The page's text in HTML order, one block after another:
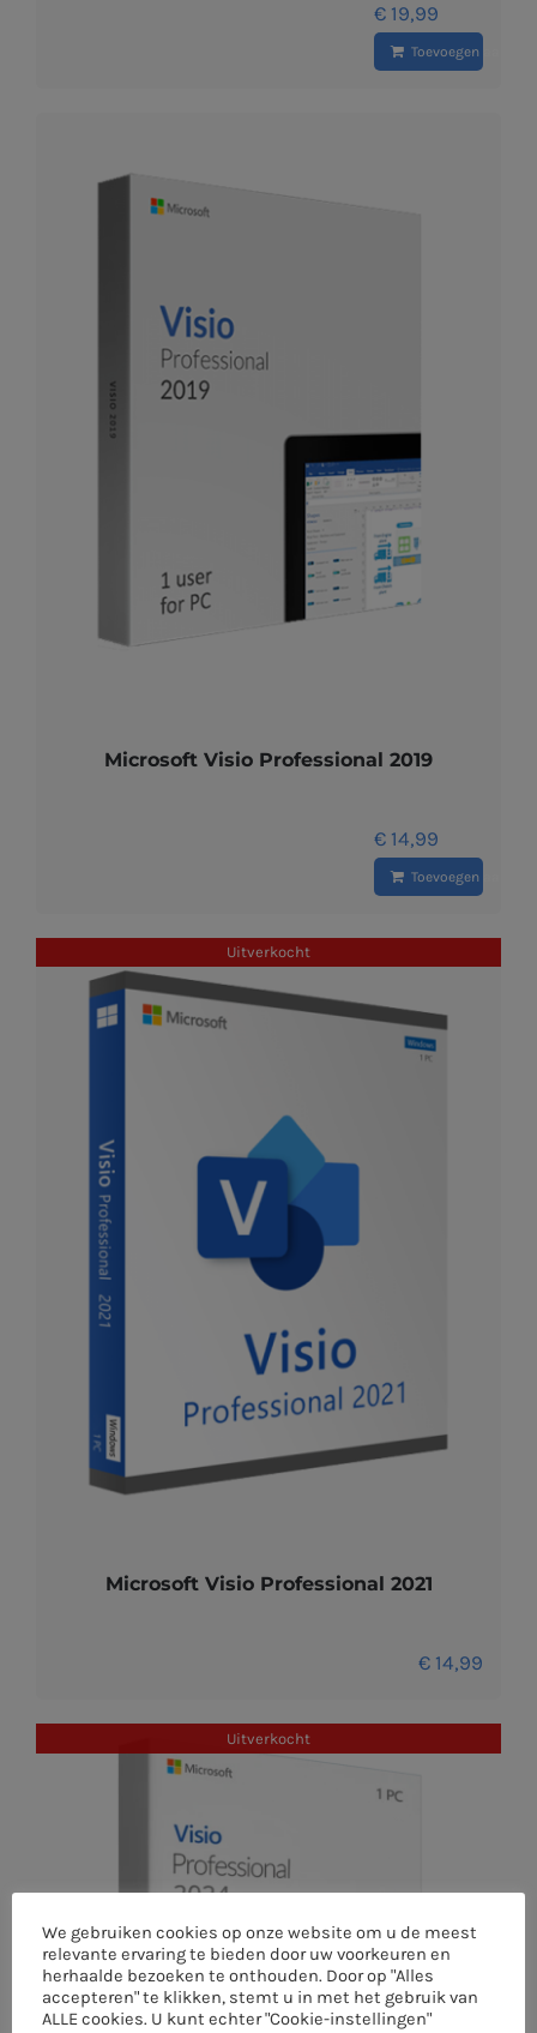
€ 19,99
Toevoegen aan
Microsoft Visio Professional 2019
€ 14,99
Toevoegen aan
Uitverkocht
Microsoft Visio Professional 2021
€ 14,99
Uitverkocht
We gebruiken cookies op onze website om u de meest
relevante ervaring te bieden door uw voorkeuren en
herhaalde bezoeken te onthouden. Door op "Alles
accepteren" te klikken, stemt u in met het gebruik van
ALLE cookies. U kunt echter "Cookie-instellingen"